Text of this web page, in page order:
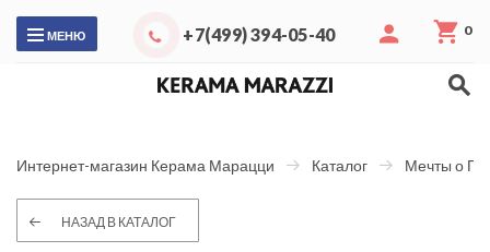
МЕНЮ +7(499) 394-05-40 0
Интернет-магазин Керама Марацци Каталог Мечты о
НАЗАД В КАТАЛОГ